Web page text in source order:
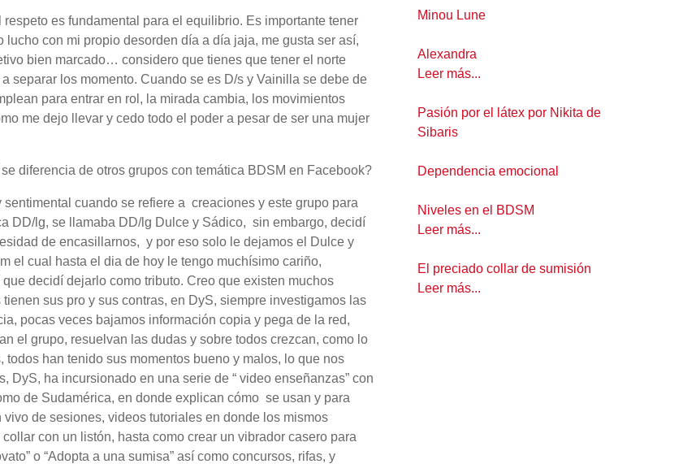
es fundamental para el equilibrio. Es importante tener
con mi propio desorden día a día jaja, me gusta ser así,
bien marcado… considero que tienes que tener el norte
separar los momento. Cuando se es D/s y Vainilla se debe de
para entrar en rol, la mirada cambia, los movimientos
me dejo llevar y cedo todo el poder a pesar de ser una mujer
diferencia de otros grupos con temática BDSM en Facebook?
cuando se refiere a creaciones y este grupo para
DD/lg, se llamaba DD/lg Dulce y Sádico, sin embargo, decidí
de encasillarnos, y por eso solo le dejamos el Dulce y
el cual hasta el dia de hoy le tengo muchísimo cariño,
decidí dejarlo como tributo. Creo que existen muchos
sus pro y sus contras, en DyS, siempre investigamos las
pocas veces bajamos información copia y pega de la red,
el grupo, resuelvan las dudas y sobre todos crezcan, como lo
han tenido sus momentos bueno y malos, lo que nos
ha incursionado en una serie de “ video enseñanzas” con
de Sudamérica, en donde explican cómo se usan y para
de sesiones, videos tutoriales en donde los mismos
con un listón, hasta como crear un vibrador casero para
o “Adopta a una sumisa” así como concursos, rifas, y
Minou Lune
Alexandra
Leer más...
Pasión por el látex por Nikita de
Sibaris
Dependencia emocional
Niveles en el BDSM
Leer más...
El preciado collar de sumisión
Leer más...